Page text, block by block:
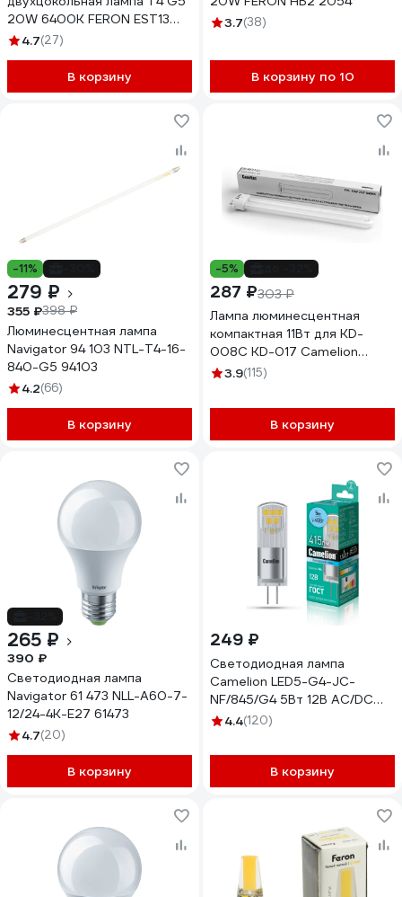
20W 6400K FERON EST13
3030
4.7(27)
В корзину
3.7(38)
В корзину по 10
-11%
279 ₽
355 ₽398 ₽
Люминесцентная лампа
Navigator 94 103 NTL-T4-16-
840-G5 94103
4.2(66)
В корзину
-5%
287 ₽303 ₽
Лампа люминесцентная
компактная 11Вт для KD-
008C KD-017 Camelion
10381
3.9(115)
В корзину
265 ₽
390 ₽
Светодиодная лампа
Navigator 61 473 NLL-A60-7-
12/24-4K-E27 61473
4.7(20)
В корзину
249 ₽
Светодиодная лампа
Camelion LED5-G4-JC-
NF/845/G4 5Вт 12В AC/DC
13750
4.4(120)
В корзину